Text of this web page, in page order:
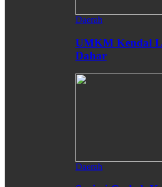
Daerah
UMKM Kendal
Dahar
Daerah